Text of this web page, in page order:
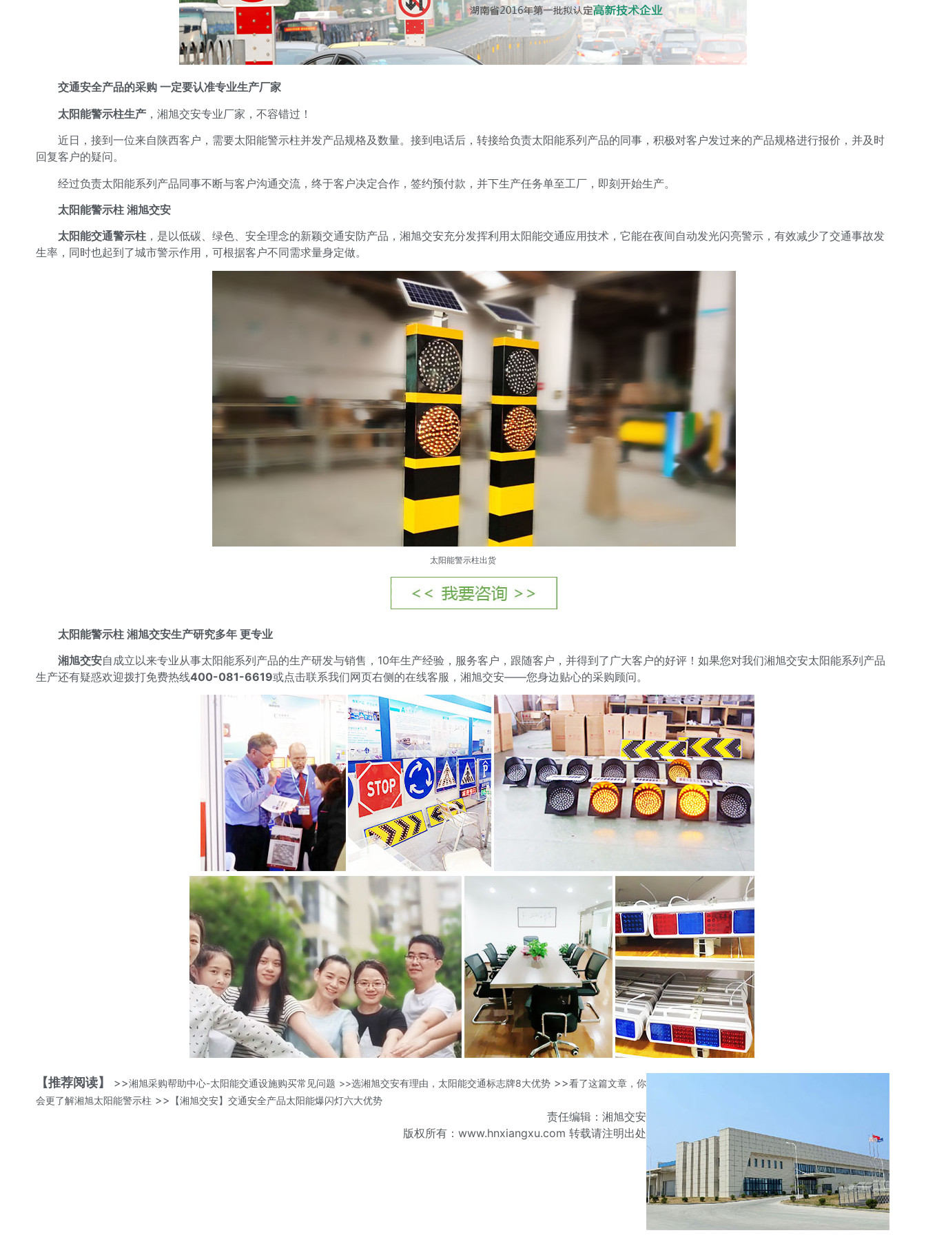
交通安全产品的采购 一定要认准专业生产厂家
太阳能警示柱生产 ，湘旭交安专业厂家，不容错过！
近日，接到一位来自陕西客户，需要太阳能警示柱并发产品规格及数量。接到电话后，转接给负责太阳能系列产品的同事，积极对客户发过来的产品规格进行报价，并及时
回复客户的疑问。
经过负责太阳能系列产品同事不断与客户沟通交流，终于客户决定合作，签约预付款，并下生产任务单至工厂，即刻开始生产。
太阳能警示柱 湘旭交安
太阳能交通警示柱 ，是以低碳、绿色、安全理念的新颖交通安防产品，湘旭交安充分发挥利用太阳能交通应用技术，它能在夜间自动发光闪亮警示，有效减少了交通事故发
生率，同时也起到了城市警示作用，可根据客户不同需求量身定做。
太阳能警示柱出货
太阳能警示柱 湘旭交安生产研究多年 更专业
湘旭交安自成立以来专业从事太阳能系列产品的生产研发与销售，10年生产经验，服务客户，跟随客户，并得到了广大客户的好评！如果您对我们湘旭交安太阳能系列产品
生产还有疑惑欢迎拨打免费热线400-081-6619或点击联系我们网页右侧的在线客服，湘旭交安——您身边贴心的采购顾问。
【推荐阅读】 >>湘旭采购帮助中心-太阳能交通设施购买常见问题 >>选湘旭交安有理由，太阳能交通标志牌8大优势 >>看了这篇文章，你
会更了解湘旭太阳能警示柱 >> 【湘旭交安】交通安全产品太阳能爆闪灯六大优势
责任编辑：湘旭交安
版权所有：www.hnxiangxu.com 转载请注明出处